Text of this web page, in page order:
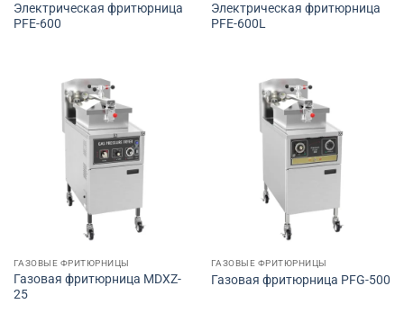
Электрическая фритюрница
PFE-600
Электрическая фритюрница
PFE-600L
ГАЗОВЫЕ ФРИТЮРНИЦЫ
Газовая фритюрница MDXZ-
25
ГАЗОВЫЕ ФРИТЮРНИЦЫ
Газовая фритюрница PFG-500